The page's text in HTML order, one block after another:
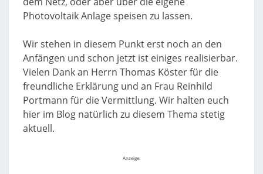
Photovoltaik Anlage speisen zu lassen.
Wir stehen in diesem Punkt erst noch an den
Anfängen und schon jetzt ist einiges realisierbar.
Vielen Dank an Herrn Thomas Köster für die
freundliche Erklärung und an Frau Reinhild
Portmann für die Vermittlung. Wir halten euch
hier im Blog natürlich zu diesem Thema stetig
aktuell.
Anzeige: